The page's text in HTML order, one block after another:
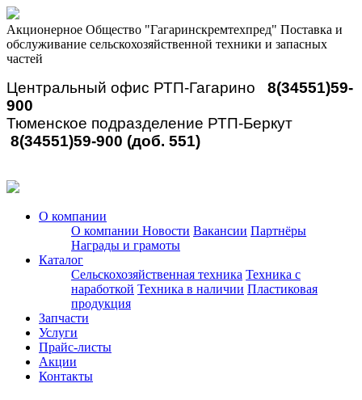
Акционерное Общество "Гагаринскремтехпред" Поставка и
обслуживание сельскохозяйственной техники и запасных
частей
Центральный офис РТП-Гагарино 8(34551)59-
900
Тюменское подразделение РТП-Беркут
8(34551)59-900 (доб. 551)
О компании
О компании Новости Вакансии Партнёры
Награды и грамоты
Каталог
Сельскохозяйственная техника Техника с
наработкой Техника в наличии Пластиковая
продукция
Запчасти
Услуги
Прайс-листы
Акции
Контакты